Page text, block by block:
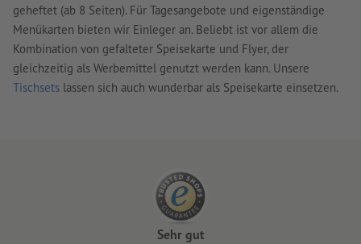
geheftet (ab 8 Seiten). Für Tagesangebote und eigenständige
Menükarten bieten wir Einleger an. Beliebt ist vor allem die
Kombination von gefalteter Speisekarte und Flyer, der
gleichzeitig als Werbemittel genutzt werden kann. Unsere
Tischsets lassen sich auch wunderbar als Speisekarte einsetzen.
Sehr gut